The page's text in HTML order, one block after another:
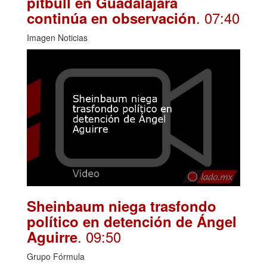
continúa en observación. 07:40
Imagen Noticias
Sheinbaum niega trasfondo
político en detención de Ángel
Aguirre. 09:50
Grupo Fórmula